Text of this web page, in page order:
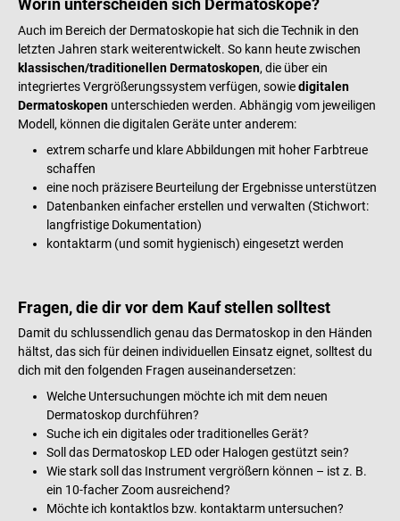
Worin unterscheiden sich Dermatoskope?
Auch im Bereich der Dermatoskopie hat sich die Technik in den
letzten Jahren stark weiterentwickelt. So kann heute zwischen
klassischen/traditionellen Dermatoskopen, die über ein
integriertes Vergrößerungssystem verfügen, sowiedigitalen
Dermatoskopen unterschieden werden. Abhängig vom jeweiligen
Modell, können die digitalen Geräte unter anderem:
extrem scharfe und klare Abbildungen mit hoher Farbtreue
schaffen
eine noch präzisere Beurteilung der Ergebnisse unterstützen
Datenbanken einfacher erstellen und verwalten (Stichwort:
langfristige Dokumentation)
kontaktarm (und somit hygienisch) eingesetzt werden
Fragen, die dir vor dem Kauf stellen solltest
Damit du schlussendlich genau das Dermatoskop in den Händen
hältst, das sich für deinen individuellen Einsatz eignet, solltest du
dich mit den folgenden Fragen auseinandersetzen:
Welche Untersuchungen möchte ich mit dem neuen
Dermatoskop durchführen?
Suche ich ein digitales oder traditionelles Gerät?
Soll das Dermatoskop LED oder Halogen gestützt sein?
Wie stark soll das Instrument vergrößern können – ist z. B.
ein 10-facher Zoom ausreichend?
Möchte ich kontaktlos bzw. kontaktarm untersuchen?